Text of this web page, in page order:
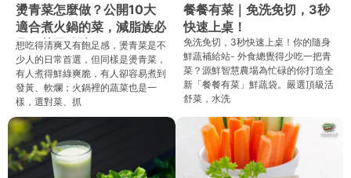
燙青菜怎麼做？公開10大
適合煮火鍋的菜，減脂族必
學低熱量吃法
想吃得清爽又有飽足感，燙青菜是不
少人的日常首選，但同樣是燙青菜，
有人煮得鮮綠爽脆，有人卻容易煮到
發黃、軟爛；火鍋裡的蔬菜也是一
樣，選對菜、抓
餐餐有菜｜免洗免切，3秒
快速上桌！
免洗免切，3秒快速上桌！你的隨身
鮮蔬補給站- 外食總覺得少吃一把青
菜？源鮮智慧農場為忙碌的你打造全
新「餐餐有菜」鮮蔬袋。嚴選頂級活
舒菜，水洗